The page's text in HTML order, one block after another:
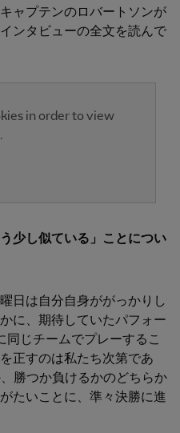
ャプテンのロバートソンが
ンタビューの全文を読んで
in order to view
少し似ている」ことについ
日は自分自身ががっかりし
に、期待していたパフォー
じチームでプレーするこ
正すのは私たち次第であ
勝つか負けるかのどちらか
たいことに、準々決勝に進